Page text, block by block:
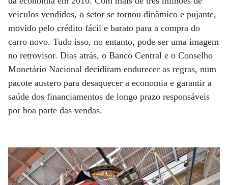
veículos vendidos, o setor se tornou dinâmico e pujante,
movido pelo crédito fácil e barato para a compra do
carro novo. Tudo isso, no entanto, pode ser uma imagem
no retrovisor. Dias atrás, o Banco Central e o Conselho
Monetário Nacional decidiram endurecer as regras, num
pacote austero para desaquecer a economia e garantir a
saúde dos financiamentos de longo prazo responsáveis
por boa parte das vendas.